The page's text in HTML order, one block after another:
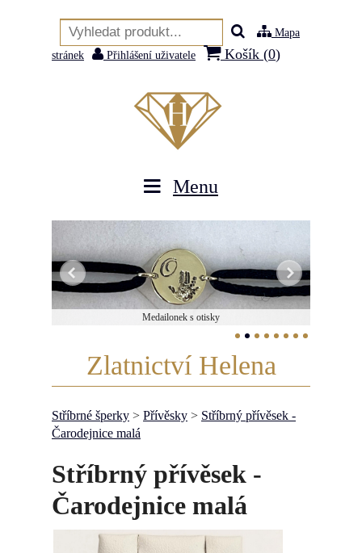
Mapa
stránek
Přihlášení uživatele Košík (0)
Menu
Medailonek s otisky
Zlatnictví Helena
Stříbrné šperky > Přívěsky > Stříbrný přívěsek -
Čarodejnice malá
Stříbrný přívěsek -
Čarodejnice malá